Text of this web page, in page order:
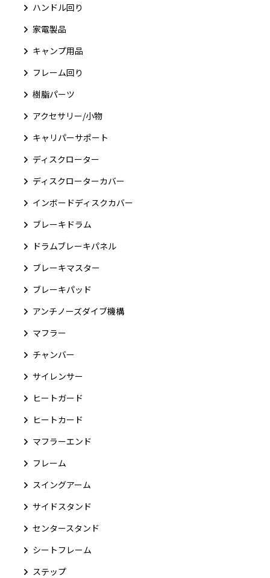
ハンドル回り
家電製品
キャンプ用品
フレーム回り
樹脂パーツ
アクセサリー/小物
キャリパーサポート
ディスクローター
ディスクローターカバー
インボードディスクカバー
ブレーキドラム
ドラムブレーキパネル
ブレーキマスター
ブレーキパッド
アンチノーズダイブ機構
マフラー
チャンバー
サイレンサー
ヒートガード
ヒートカード
マフラーエンド
フレーム
スイングアーム
サイドスタンド
センタースタンド
シートフレーム
ステップ